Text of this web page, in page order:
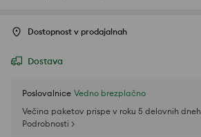
Dostopnost v prodajalnah
Dostava
Poslovalnice Vedno brezplačno
Večina paketov prispe v roku 5 delovnih dneh
Podrobnosti >